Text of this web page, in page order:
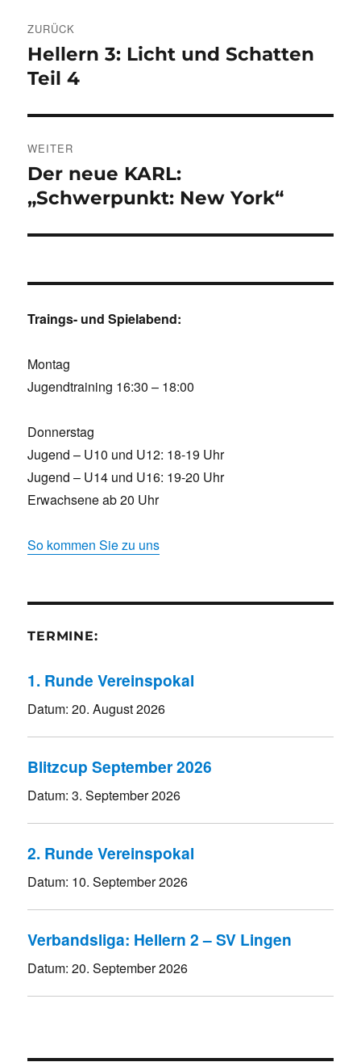
ZURÜCK
Vorheriger
Beitrag:
Hellern 3: Licht und Schatten
Teil 4
WEITER
Nächster
Beitrag:
Der neue KARL:
„Schwerpunkt: New York“
Traings- und Spielabend:
Montag
Jugendtraining 16:30 – 18:00
Donnerstag
Jugend – U10 und U12: 18-19 Uhr
Jugend – U14 und U16: 19-20 Uhr
Erwachsene ab 20 Uhr
So kommen Sie zu uns
TERMINE:
1. Runde Vereinspokal
Datum:20. August 2026
Blitzcup September 2026
Datum:3. September 2026
2. Runde Vereinspokal
Datum: 10. September 2026
Verbandsliga: Hellern 2 – SV Lingen
Datum:20. September 2026